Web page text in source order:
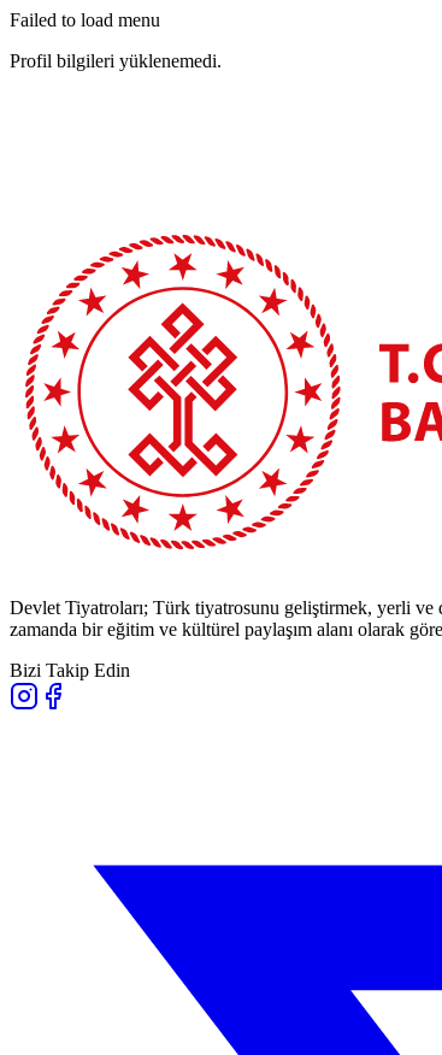
Failed to load menu
Profil bilgileri yüklenemedi.
Devlet Tiyatroları; Türk tiyatrosunu geliştirmek, yerli ve
zamanda bir eğitim ve kültürel paylaşım alanı olarak
Bizi Takip Edin